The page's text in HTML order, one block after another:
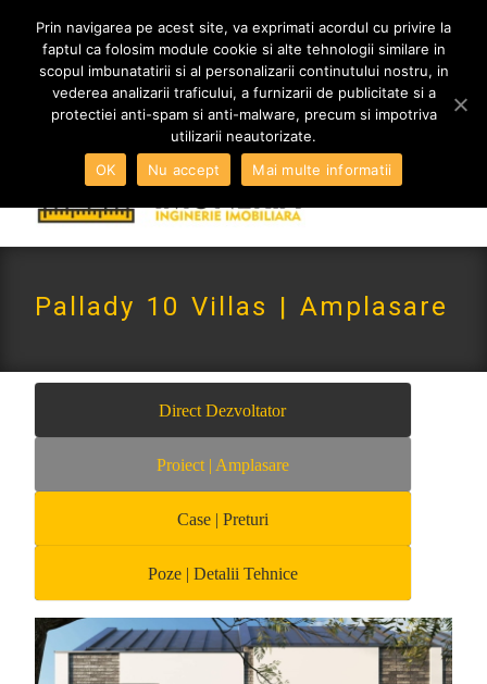
0765 522 734 | 0724 880 890
contact@imoneria.ro
Pallady 10 Villas | Amplasare
Direct Dezvoltator
Proiect | Amplasare
Case | Preturi
Poze | Detalii Tehnice
MENIU
Prin navigarea pe acest site, va exprimati acordul cu privire la
faptul ca folosim module cookie si alte tehnologii similare in
scopul imbunatatirii si al personalizarii continutului nostru, in
vederea analizarii traficului, a furnizarii de publicitate si a
protectiei anti-spam si anti-malware, precum si impotriva
utilizarii neautorizate.
OK
Nu accept Mai multe informatii